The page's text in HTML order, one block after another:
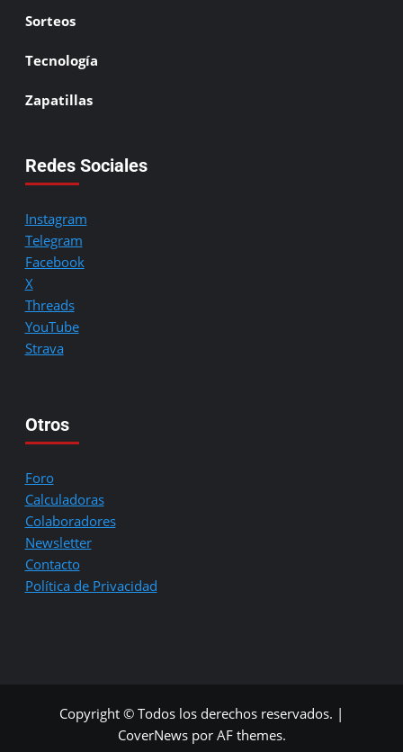
Sorteos
Tecnología
Zapatillas
Redes Sociales
Instagram
Telegram
Facebook
X
Threads
YouTube
Strava
Otros
Foro
Calculadoras
Colaboradores
Newsletter
Contacto
Política de Privacidad
Copyright © Todos los derechos reservados. |
CoverNewspor AF themes.